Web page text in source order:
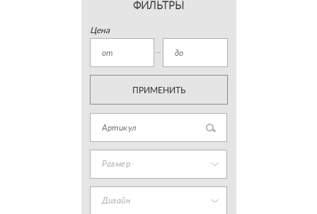
ФИЛЬТРЫ
Цена
ПРИМЕНИТЬ
Размер
Дизайн